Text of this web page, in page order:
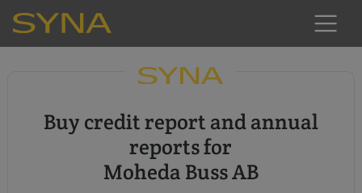
Buy credit report and annual
reports for
Moheda Buss AB